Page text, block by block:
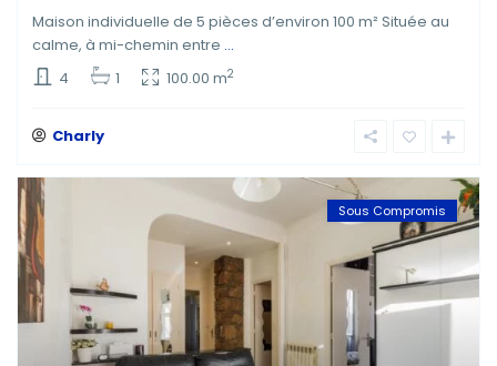
Maison individuelle de 5 pièces d’environ 100 m² Située au
calme, à mi-chemin entre ...
4
1 100.00 m2
Charly
Sous Compromis